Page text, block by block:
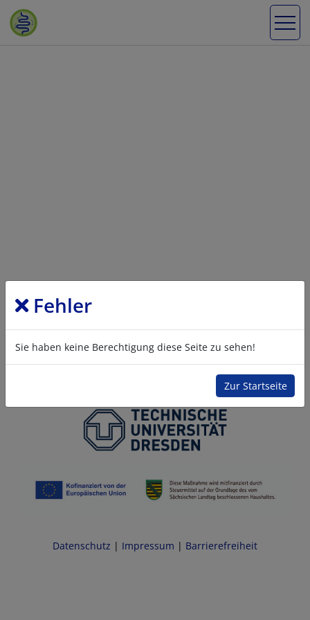
Fehler
Sie haben keine Berechtigung diese Seite zu sehen!
Zur Startseite
Datenschutz | Impressum | Barrierefreiheit